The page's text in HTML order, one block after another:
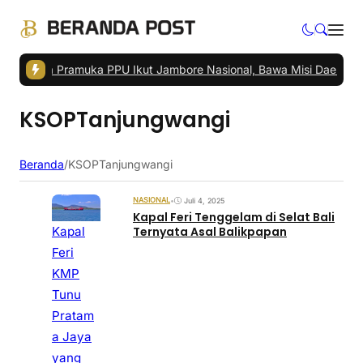
Pramuka PPU Ikut Jambore Nasional, Bawa Misi Daerah|
KSOPTanjungwangi
Beranda/KSOPTanjungwangi
Kapal
Feri
KMP
Tunu
Pratam
a Jaya
yang
NASIONAL • Juli 4, 2025
Kapal Feri Tenggelam di Selat Bali
Ternyata Asal Balikpapan